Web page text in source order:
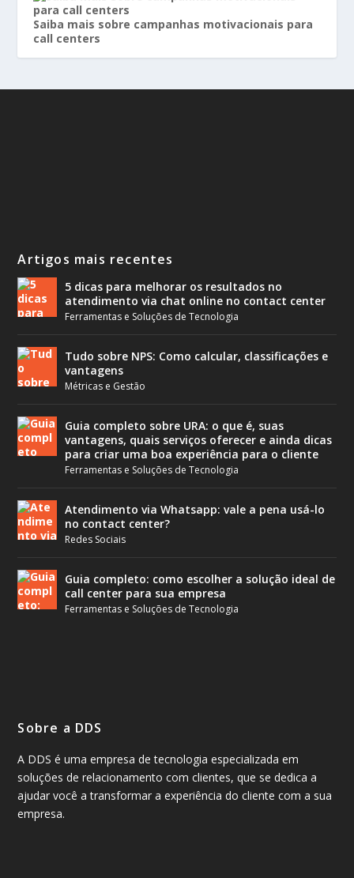
Saiba mais sobre campanhas motivacionais para
call centers
Artigos mais recentes
5 dicas para melhorar os resultados no
atendimento via chat online no contact center
Ferramentas e Soluções de Tecnologia
Tudo sobre NPS: Como calcular, classificações e
vantagens
Métricas e Gestão
Guia completo sobre URA: o que é, suas
vantagens, quais serviços oferecer e ainda dicas
para criar uma boa experiência para o cliente
Ferramentas e Soluções de Tecnologia
Atendimento via Whatsapp: vale a pena usá-lo
no contact center?
Redes Sociais
Guia completo: como escolher a solução ideal de
call center para sua empresa
Ferramentas e Soluções de Tecnologia
Sobre a DDS
A DDS é uma empresa de tecnologia especializada em
soluções de relacionamento com clientes, que se dedica a
ajudar você a transformar a experiência do cliente com a sua
empresa.